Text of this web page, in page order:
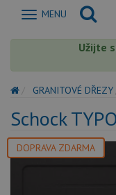
Zobrazit
MENU
Užijte
GRANITOVÉ DŘEZY
Schock
DOPRAVA ZDARMA